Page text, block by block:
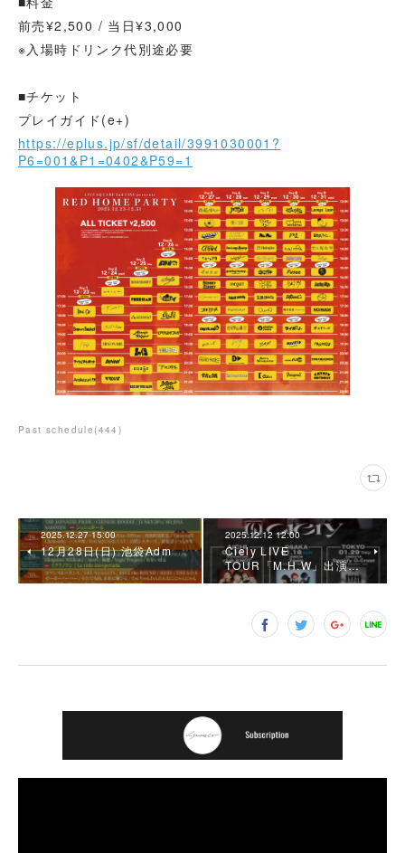
前売¥2,500 / 当日¥3,000
※入場時ドリンク代別途必要
■チケット
プレイガイド(e+)
https://eplus.jp/sf/detail/3991030001?
P6=001&P1=0402&P59=1
Past schedule (444 )
2025.12.27 15:00
12月28日(日) 池袋Adm
2025.12.12 12:00
Ciely LIVE
TOUR「M.H.W」出演…